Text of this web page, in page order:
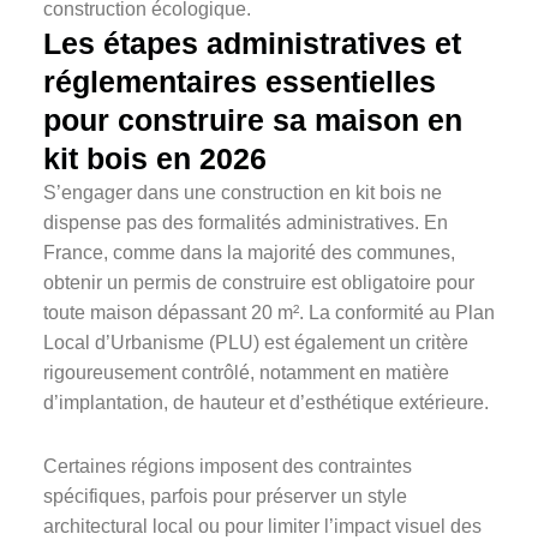
Les étapes administratives et
réglementaires essentielles
pour construire sa maison en
kit bois en 2026
S’engager dans une construction en kit bois ne
dispense pas des formalités administratives. En
France, comme dans la majorité des communes,
obtenir un permis de construire est obligatoire pour
toute maison dépassant 20 m². La conformité au Plan
Local d’Urbanisme (PLU) est également un critère
rigoureusement contrôlé, notamment en matière
d’implantation, de hauteur et d’esthétique extérieure.
Certaines régions imposent des contraintes
spécifiques, parfois pour préserver un style
architectural local ou pour limiter l’impact visuel des